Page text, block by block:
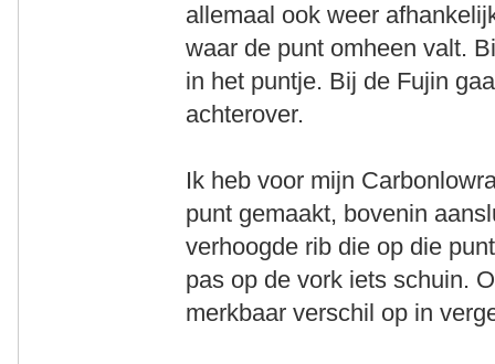
allemaal ook weer
waar de punt omheen valt.
in het puntje. Bij de Fujin
achterover.
Ik heb voor mijn
punt gemaakt, bovenin
verhoogde rib die op die
pas op de vork iets schuin.
merkbaar verschil op in